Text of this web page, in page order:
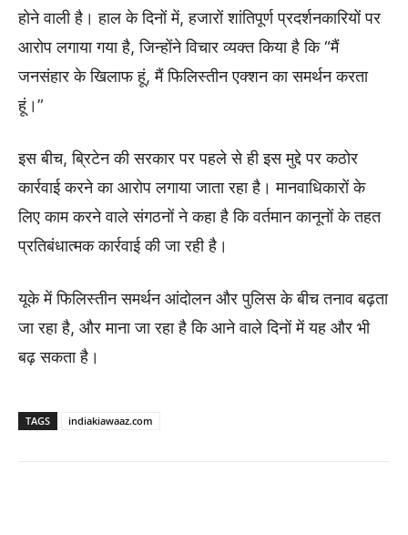
होने वाली है। हाल के दिनों में, हजारों शांतिपूर्ण प्रदर्शनकारियों पर
आरोप लगाया गया है, जिन्होंने विचार व्यक्त किया है कि “मैं
जनसंहार के खिलाफ हूं, मैं फिलिस्तीन एक्शन का समर्थन करता
हूं।”
इस बीच, ब्रिटेन की सरकार पर पहले से ही इस मुद्दे पर कठोर
कार्रवाई करने का आरोप लगाया जाता रहा है। मानवाधिकारों के
लिए काम करने वाले संगठनों ने कहा है कि वर्तमान कानूनों के तहत
प्रतिबंधात्मक कार्रवाई की जा रही है।
यूके में फिलिस्तीन समर्थन आंदोलन और पुलिस के बीच तनाव बढ़ता
जा रहा है, और माना जा रहा है कि आने वाले दिनों में यह और भी
बढ़ सकता है।
TAGS indiakiawaaz.com